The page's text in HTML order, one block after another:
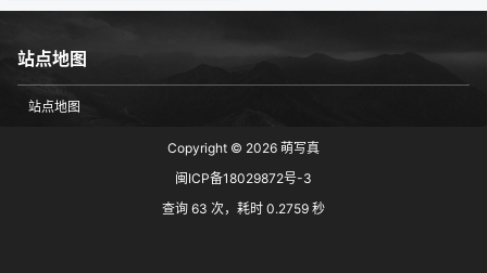
站点地图
站点地图
Copyright © 2026 萌写真
闽ICP备18029872号-3
查询 63 次，耗时 0.2759 秒